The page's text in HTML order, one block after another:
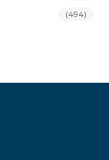
(494)